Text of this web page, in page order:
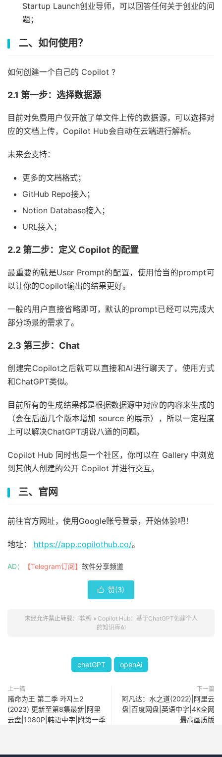
Startup Launch创业导师，可以回答任何关于创业的问
题；
二、如何使用？
如何创建一个自己的 Copilot ?
2.1 第一步：选择数据源
目前对免费用户仅开放了单文件上传的数据源，可以选择对
应的文档上传，Copilot Hub会自动在云端进行解析。
未来会支持：
更多的文档格式；
GitHub Repo接入；
Notion Database接入；
URL接入；
2.2 第二步：定义 Copilot 的配置
最重要的就是User Prompt的配置，使用恰当的prompt可
以让你的Copilot输出的结果更好。
一般的用户直接省略即可，默认的prompt已经可以完成大
部分场景的需求了。
2.3 第三步：Chat
创建完Copilot之后就可以直接和AI进行聊天了，使用方式
和ChatGPT类似。
目前所有的生成结果都是根据数据源中对应的内容来生成的
（会在后面几个版本增加 source 的展示），所以一定程度
上可以解决ChatGPT胡说八道的问题。
Copilot Hub 同时也是一个社区，你可以在 Gallery 中浏览
到其他人创建的公开 Copilot 并进行交互。
三、官网
前往官方网址，使用Google账号登录，开始体验吧！
地址： https://app.copilothub.co/。
AD： 【Telegram订阅】 软件分享频道
 赞(3)
未经允许禁止转载： i软糖» Copilot Hub：基于ChatGPT创建个人
的知识库AI
chatGPT openAi
上一篇
赌命为王 第二季 카지노2
(2023) 更新至第8集最新|阿里
云盘|1080P|韩语中字|附第一季
下一篇
阿凡达：水之道(2022)|阿里云
盘|百度网盘|英语中字|4K全网
最高画质版